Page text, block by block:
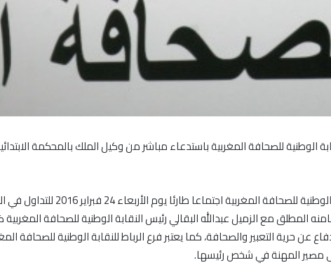
الوطنية للصحافة المغربية باستدعاء مباشر من وكيل الملك بالمحكمة
وعلى إثر هذا الحدث المباغت، عقد
المطلق مع الزميل عبدالله البقالي رئيس النقابة الوطنية للصحافة
عن حرية التعبير والصحافة، كما يعتبر فرع الرباط للنقابة الوطنية
مصير المهنة في شخص رئيسها.